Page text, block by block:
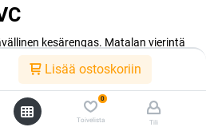
Lisää ostoskoriin
0
Toivelista Tili
kesärengas. Matalan vierintä
säästäen. Matador made by
242241
yhdistelmää.